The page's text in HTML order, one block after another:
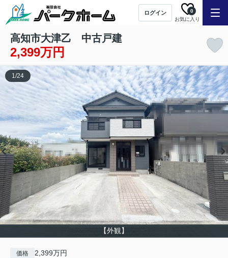
ログイン
お気に入り
0
高知市大津乙 中古戸建
2,399万円
【外観】
1/24
価格 2,399万円